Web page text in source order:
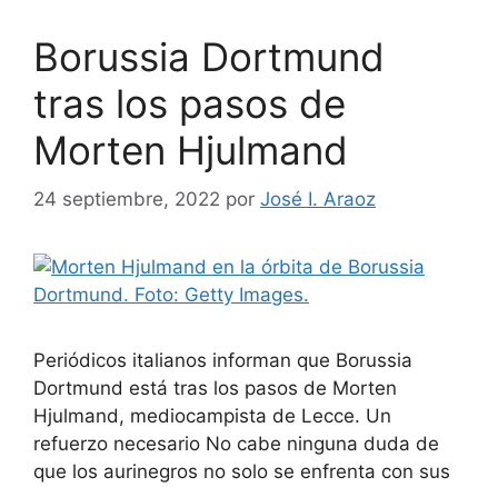
Borussia Dortmund
tras los pasos de
Morten Hjulmand
24 septiembre, 2022 por José I. Araoz
Periódicos italianos informan que Borussia
Dortmund está tras los pasos de Morten
Hjulmand, mediocampista de Lecce. Un
refuerzo necesario No cabe ninguna duda de
que los aurinegros no solo se enfrenta con sus